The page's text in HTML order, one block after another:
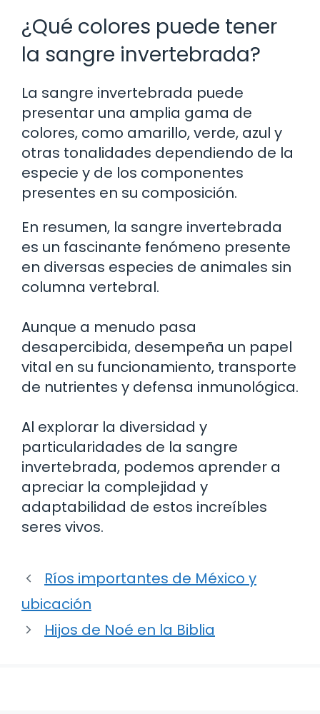
¿Qué colores puede tener
la sangre invertebrada?
La sangre invertebrada puede
presentar una amplia gama de
colores, como amarillo, verde, azul y
otras tonalidades dependiendo de la
especie y de los componentes
presentes en su composición.
En resumen, la sangre invertebrada
es un fascinante fenómeno presente
en diversas especies de animales sin
columna vertebral.
Aunque a menudo pasa
desapercibida, desempeña un papel
vital en su funcionamiento, transporte
de nutrientes y defensa inmunológica.
Al explorar la diversidad y
particularidades de la sangre
invertebrada, podemos aprender a
apreciar la complejidad y
adaptabilidad de estos increíbles
seres vivos.
Ríos importantes de México y
ubicación
Hijos de Noé en la Biblia